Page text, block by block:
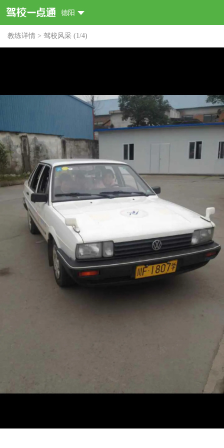
德阳
教练详情 > 驾校风采 (1/4)